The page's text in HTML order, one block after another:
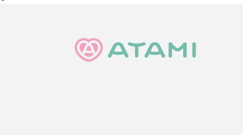
Эффект :Увлажнение,
Сужение пор, Смягчение, Питание